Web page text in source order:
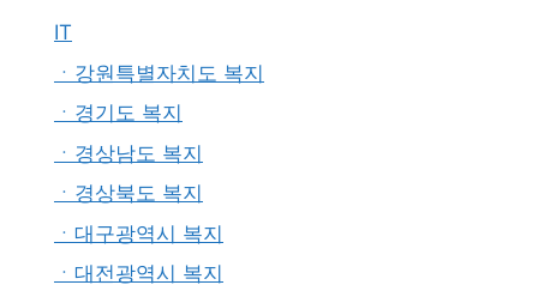
IT
ㆍ강원특별자치도 복지
ㆍ경기도 복지
ㆍ경상남도 복지
ㆍ경상북도 복지
ㆍ대구광역시 복지
ㆍ대전광역시 복지